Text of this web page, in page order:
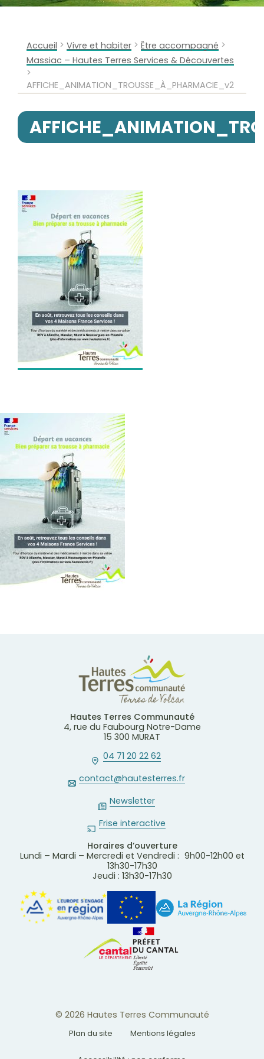
Accueil > Vivre et habiter > Être accompagné >
Massiac – Hautes Terres Services & Découvertes
>
AFFICHE_ANIMATION_TROUSSE_À_PHARMACIE_v2
Hautes Terres Communauté
4, rue du Faubourg Notre-Dame
15 300 MURAT
04 71 20 22 62
contact@hautesterres.fr
Newsletter
Frise interactive
Horaires d’ouverture
Lundi – Mardi – Mercredi et Vendredi : 9h00-12h00 et
13h30-17h30
Jeudi : 13h30-17h30
© 2026 Hautes Terres Communauté
Plan du site Mentions légales